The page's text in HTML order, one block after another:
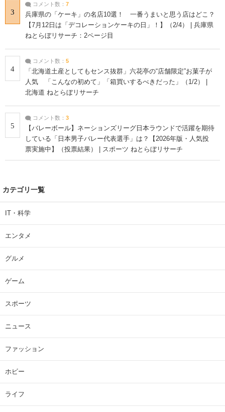
3
コメント数： 7
兵庫県の「ケーキ」の名店10選！ 一番うまいと思う店はどこ？
【7月12日は「デコレーションケーキの日」！】（2/4） | 兵庫県
ねとらぼリサーチ：2ページ目
4
コメント数： 5
「北海道土産としてもセンス抜群」六花亭の“店舗限定”お菓子が
人気 「こんなの初めて」「箱買いするべきだった」（1/2） |
北海道 ねとらぼリサーチ
5
コメント数： 3
【バレーボール】ネーションズリーグ日本ラウンドで活躍を期待
している「日本男子バレー代表選手」は？【2026年版・人気投
票実施中】（投票結果） | スポーツ ねとらぼリサーチ
カテゴリ一覧
IT・科学
エンタメ
グルメ
ゲーム
スポーツ
ニュース
ファッション
ホビー
ライフ